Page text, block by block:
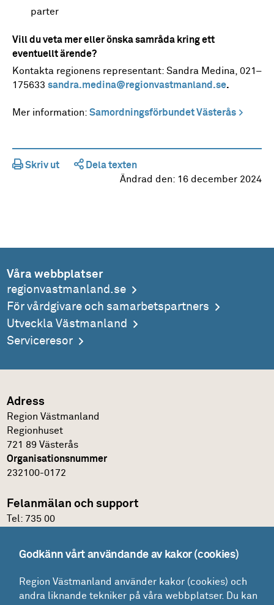
parter
Vill du veta mer eller önska samråda kring ett
eventuellt ärende?
Kontakta regionens representant: Sandra Medina, 021–
175633 sandra.medina@regionvastmanland.se.
Mer information: Samordningsförbundet Västerås
Skriv ut
Dela texten
Ändrad den: 16 december 2024
Våra webbplatser
regionvastmanland.se
För vårdgivare och samarbetspartners
Utveckla Västmanland
Serviceresor
Adress
Region Västmanland
Regionhuset
721 89 Västerås
Organisationsnummer
232100-0172
Felanmälan och support
Tel: 735 00
Glömt lösenordet?
Mina ärenden
Godkänn vårt användande av kakor (cookies)
Region Västmanland använder kakor (cookies) och
andra liknande tekniker på våra webbplatser. Du kan